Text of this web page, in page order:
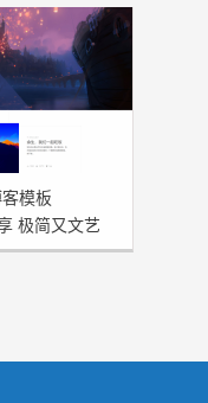
模板
极简又文艺